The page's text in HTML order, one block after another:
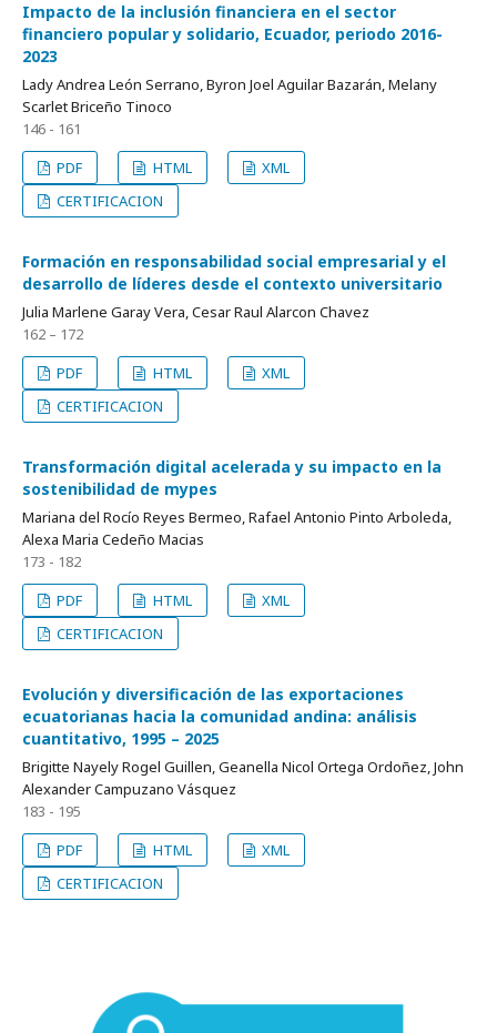
Impacto de la inclusión financiera en el sector
financiero popular y solidario, Ecuador, periodo 2016-
2023
Lady Andrea León Serrano, Byron Joel Aguilar Bazarán, Melany
Scarlet Briceño Tinoco
146 - 161
PDF
HTML
XML
CERTIFICACION
Formación en responsabilidad social empresarial y el
desarrollo de líderes desde el contexto universitario
Julia Marlene Garay Vera, Cesar Raul Alarcon Chavez
162 – 172
PDF
HTML
XML
CERTIFICACION
Transformación digital acelerada y su impacto en la
sostenibilidad de mypes
Mariana del Rocío Reyes Bermeo, Rafael Antonio Pinto Arboleda,
Alexa Maria Cedeño Macias
173 - 182
PDF
HTML
XML
CERTIFICACION
Evolución y diversificación de las exportaciones
ecuatorianas hacia la comunidad andina: análisis
cuantitativo, 1995 – 2025
Brigitte Nayely Rogel Guillen, Geanella Nicol Ortega Ordoñez, John
Alexander Campuzano Vásquez
183 - 195
PDF
HTML
XML
CERTIFICACION